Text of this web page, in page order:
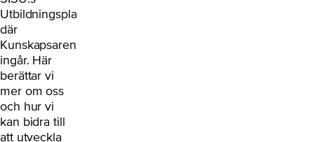
Utbildningsplattform
där
Kunskapsarenan
ingår. Här
berättar vi
mer om oss
och hur vi
kan bidra till
att utveckla